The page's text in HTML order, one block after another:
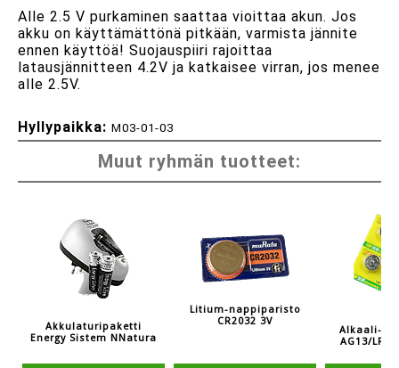
Alle 2.5 V purkaminen saattaa vioittaa akun. Jos
akku on käyttämättönä pitkään, varmista jännite
ennen käyttöä! Suojauspiiri rajoittaa
latausjännitteen 4.2V ja katkaisee virran, jos menee
alle 2.5V.
Hyllypaikka: M03-01-03
Muut ryhmän tuotteet:
Akkulaturipaketti
Energy Sistem NNatura
Litium-nappiparisto
CR2032 3V
Alkaali-
AG13/